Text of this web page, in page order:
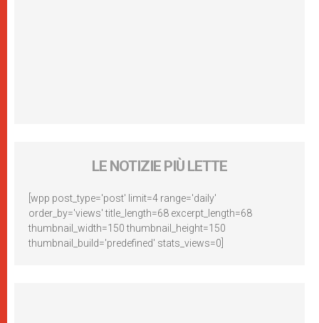
LE NOTIZIE PIÙ LETTE
[wpp post_type='post' limit=4 range='daily'
order_by='views' title_length=68 excerpt_length=68
thumbnail_width=150 thumbnail_height=150
thumbnail_build='predefined' stats_views=0]